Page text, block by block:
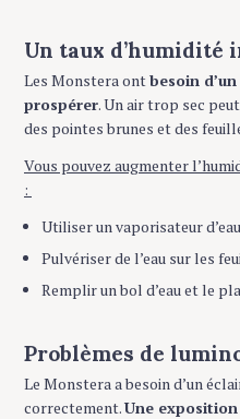
Un taux d’humidité
Les Monstera ontbesoin
prospérer. Un air trop sec
des pointes brunes et des
Vous pouvez augmenter
:
Utiliser un vaporisateur d’eau
Pulvériser de l’eau sur les
Remplir un bol d’eau et le
Problèmes de
Le Monstera a besoin d’un
correctement.Une